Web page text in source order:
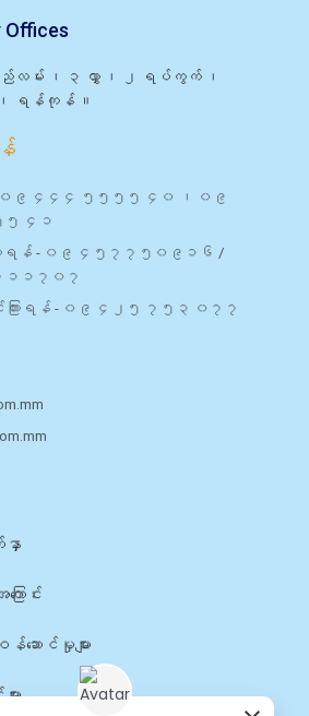
Offices
လမ်း ၊ ၃ လွှာ ၊ ၂ ရပ်ကွက် ၊
ရန်ကုန် ။
- ၀၉ ၄၄၄ ၅၅၅၅ ၄၀ ၊ ၀၉
၄၁
ထားရန် - ၀၉ ၄၅၇၇၅၀၉၁၆ /
၁၁၇၀၇
ြားရန် - ၀၉ ၄၂၅ ၇၅၃ ၀၇၇
ာ
ာင်း
န်ဆောင်မှုများ
း